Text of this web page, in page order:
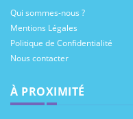
Qui sommes-nous ?
Mentions Légales
Politique de Confidentialité
Nous contacter
À PROXIMITÉ